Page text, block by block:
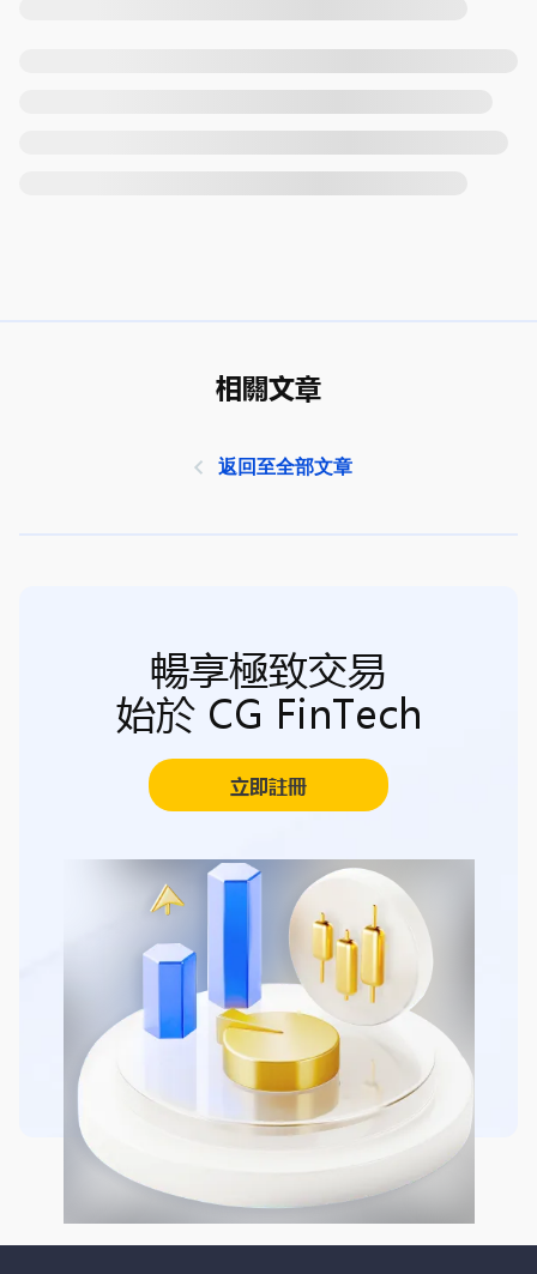
相關文章
返回至全部文章
暢享極致交易
始於 CG FinTech
立即註冊